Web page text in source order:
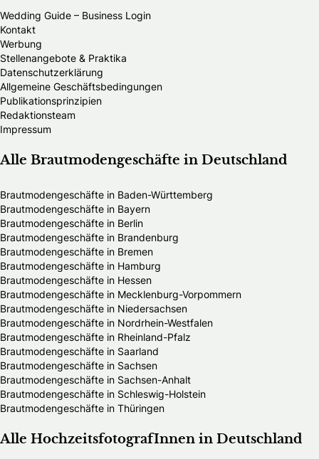
Wedding Guide – Business Login
Kontakt
Werbung
Stellenangebote & Praktika
Datenschutzerklärung
Allgemeine Geschäftsbedingungen
Publikationsprinzipien
Redaktionsteam
Impressum
Alle Brautmodengeschäfte in Deutschland
Brautmodengeschäfte in Baden-Württemberg
Brautmodengeschäfte in Bayern
Brautmodengeschäfte in Berlin
Brautmodengeschäfte in Brandenburg
Brautmodengeschäfte in Bremen
Brautmodengeschäfte in Hamburg
Brautmodengeschäfte in Hessen
Brautmodengeschäfte in Mecklenburg-Vorpommern
Brautmodengeschäfte in Niedersachsen
Brautmodengeschäfte in Nordrhein-Westfalen
Brautmodengeschäfte in Rheinland-Pfalz
Brautmodengeschäfte in Saarland
Brautmodengeschäfte in Sachsen
Brautmodengeschäfte in Sachsen-Anhalt
Brautmodengeschäfte in Schleswig-Holstein
Brautmodengeschäfte in Thüringen
Alle HochzeitsfotografInnen in Deutschland